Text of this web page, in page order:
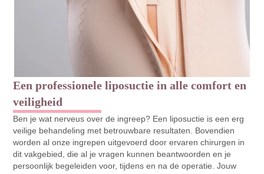
Een professionele liposuctie in alle comfort en
veiligheid
Ben je wat nerveus over de ingreep? Een liposuctie is een erg
veilige behandeling met betrouwbare resultaten. Bovendien
worden al onze ingrepen uitgevoerd door ervaren chirurgen in
dit vakgebied, die al je vragen kunnen beantwoorden en je
persoonlijk begeleiden voor, tijdens en na de operatie. Jouw